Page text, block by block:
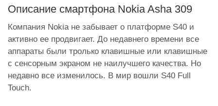
Описание смартфона Nokia Asha 309
Компания Nokia не забывает о платформе S40 и
активно ее продвигает. До недавнего времени все
аппараты были тролько клавишные или клавишные
с сенсорным экраном не наилучшего качества. Но
недавно все изменилось. В мир вошли S40 Full
Touch.